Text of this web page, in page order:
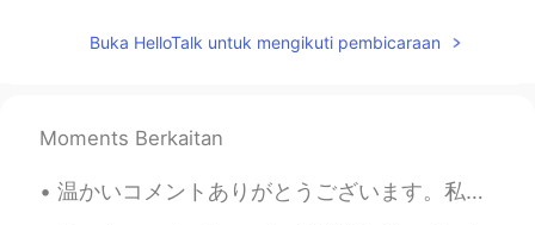
素敵すぎるー！ めちゃくちゃ暑いみたいで
ー！🏖🏖🏖
Buka HelloTalk untuk mengikuti pembicaraan
Moments Berkaitan
温かいコメントありがとうございます。私は書道を勉強したことがありません。日本に来た時、ひらがなさえ読めなかったです。(もちろん書くこともできなかったです。)文法も書きも独学しています。ちなみに、...